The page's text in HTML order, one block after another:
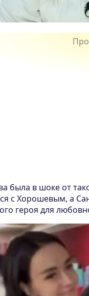
была в шоке от
с Хорошевым, а
героя для